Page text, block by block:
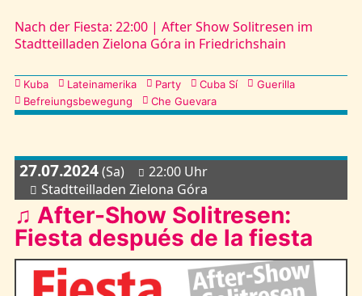
Nach der Fiesta: 22:00 | After Show Solitresen im
Stadtteilladen Zielona Góra in Friedrichshain
Kategorien
Kuba Lateinamerika Party Cuba Sí
Guerilla
Befreiungsbewegung
Che Guevara
27.07.2024(Sa)
22:00 Uhr
Stadtteilladen Zielona Góra
♫ After-Show Solitresen:
Fiesta después de la fiesta